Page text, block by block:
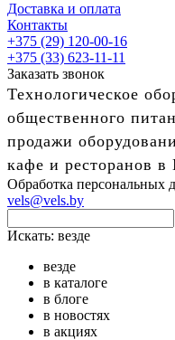
Доставка и оплата
Контакты
+375 (29) 120-00-16
+375 (33) 623-11-11
Заказать звонок
Технологическое
общественного
продажи
кафе и ресторанов
Обработка персональных
vels@vels.by
Искать: везде
везде
в каталоге
в блоге
в новостях
в акциях